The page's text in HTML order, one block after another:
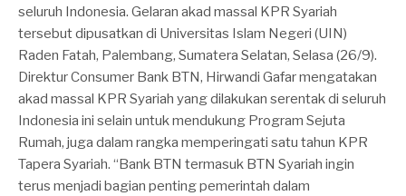
seluruh Indonesia. Gelaran akad massal KPR Syariah
tersebut dipusatkan di Universitas Islam Negeri (UIN)
Raden Fatah, Palembang, Sumatera Selatan, Selasa (26/9).
Direktur Consumer Bank BTN, Hirwandi Gafar mengatakan
akad massal KPR Syariah yang dilakukan serentak di seluruh
Indonesia ini selain untuk mendukung Program Sejuta
Rumah, juga dalam rangka memperingati satu tahun KPR
Tapera Syariah. “Bank BTN termasuk BTN Syariah ingin
terus menjadi bagian penting pemerintah dalam